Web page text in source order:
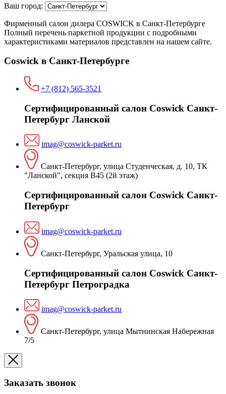
Ваш город:
Фирменный салон дилера COSWICK в Санкт-Петербурге
Полный перечень паркетной продукции с подробными
характеристиками материалов представлен на нашем сайте.
Coswick в Санкт-Петербурге
+7 (812) 565-3521
Сертифицированный салон Coswick Санкт-
Петербург Ланской
imag@coswick-parket.ru
Санкт-Петербург, улица Студенческая, д. 10, ТК
"Ланской", секция В45 (2й этаж)
Сертифицированный салон Coswick Санкт-
Петербург
imag@coswick-parket.ru
Санкт-Петербург, Уральская улица, 10
Сертифицированный салон Coswick Санкт-
Петербург Петроградка
imag@coswick-parket.ru
Санкт-Петербург, улица Мытнинская Набережная
7/5
Заказать звонок